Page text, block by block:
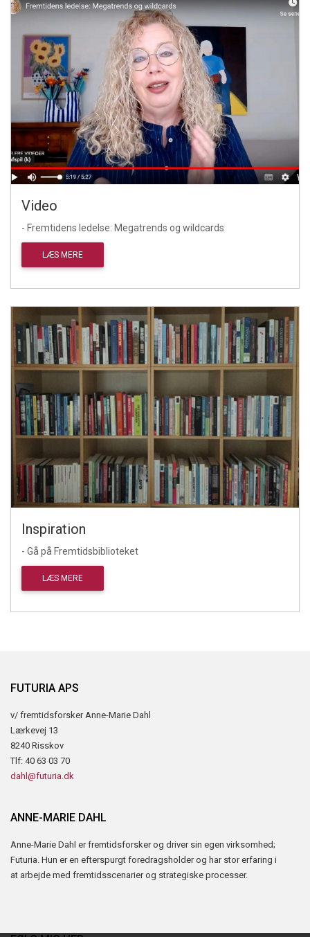
Video
- Fremtidens ledelse: Megatrends og wildcards
LÆS MERE
Inspiration
- Gå på Fremtidsbiblioteket
LÆS MERE
FUTURIA APS
v/ fremtidsforsker Anne-Marie Dahl
Lærkevej 13
8240 Risskov
Tlf: 40 63 03 70
dahl@futuria.dk
ANNE-MARIE DAHL
Anne-Marie Dahl er fremtidsforsker og driver sin egen virksomhed;
Futuria. Hun er en efterspurgt foredragsholder og har stor erfaring i
at arbejde med fremtidsscenarier og strategiske processer.